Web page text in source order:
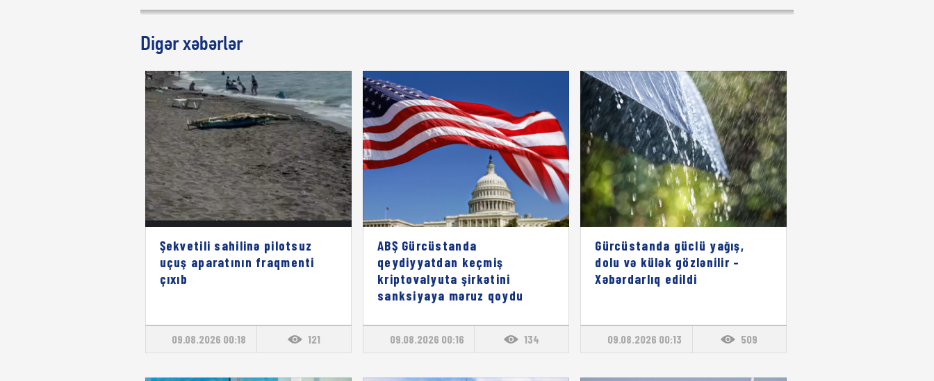
Digər xəbərlər
Şekvetili sahilinə pilotsuz
uçuş aparatının fraqmenti
çıxıb
09.08.2026 00:18 121
ABŞ Gürcüstanda
qeydiyyatdan keçmiş
kriptovalyuta şirkətini
sanksiyaya məruz qoydu
09.08.2026 00:16 134
Gürcüstanda güclü yağış,
dolu və külək gözlənilir –
Xəbərdarlıq edildi
09.08.2026 00:13 509